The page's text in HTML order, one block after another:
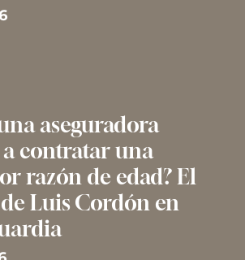
aseguradora
a contratar una
razón de edad? El
Luis Cordón en